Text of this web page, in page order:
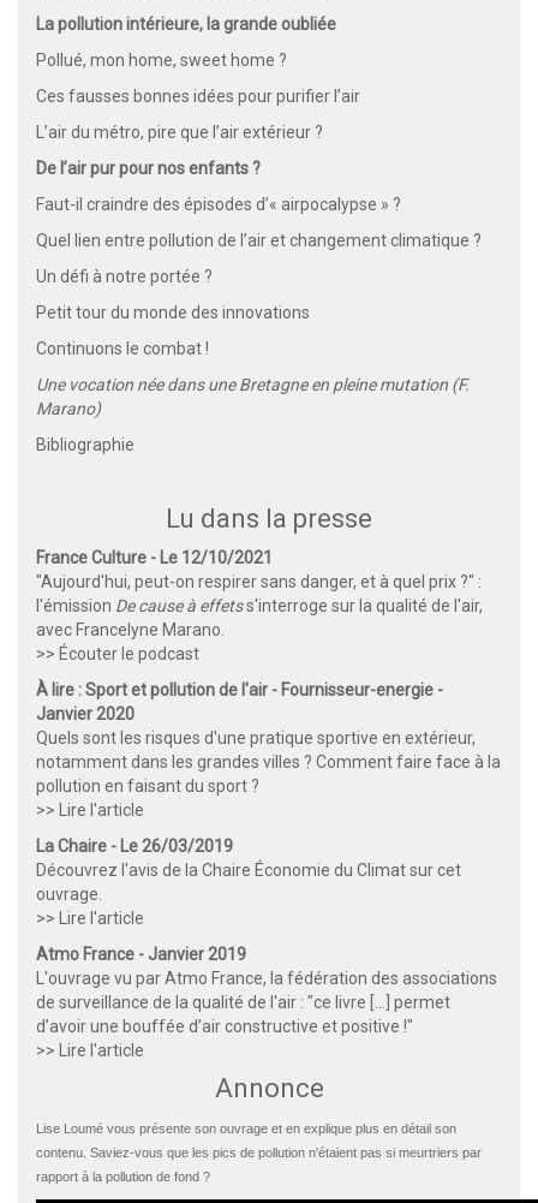
La pollution intérieure, la grande oubliée
Pollué, mon home, sweet home ?
Ces fausses bonnes idées pour purifier l’air
L’air du métro, pire que l’air extérieur ?
De l’air pur pour nos enfants ?
Faut-il craindre des épisodes d’« airpocalypse » ?
Quel lien entre pollution de l’air et changement climatique ?
Un défi à notre portée ?
Petit tour du monde des innovations
Continuons le combat !
Une vocation née dans une Bretagne en pleine mutation (F.
Marano)
Bibliographie
Lu dans la presse
France Culture - Le 12/10/2021
"Aujourd'hui, peut-on respirer sans danger, et à quel prix ?" :
l'émission De cause à effetss'interroge sur la qualité de l'air,
avec Francelyne Marano.
>> Écouter le podcast
À lire : Sport et pollution de l'air - Fournisseur-energie -
Janvier 2020
Quels sont les risques d'une pratique sportive en extérieur,
notamment dans les grandes villes ? Comment faire face à la
pollution en faisant du sport ?
>> Lire l'article
La Chaire - Le 26/03/2019
Découvrez l'avis de la Chaire Économie du Climat sur cet
ouvrage.
>> Lire l'article
Atmo France - Janvier 2019
L'ouvrage vu par Atmo France, la fédération des associations
de surveillance de la qualité de l'air : "ce livre [...] permet
d’avoir une bouffée d’air constructive et positive !"
>> Lire l'article
Annonce
Lise Loumé vous présente son ouvrage et en explique plus en détail son
contenu. Saviez-vous que les pics de pollution n'étaient pas si meurtriers par
rapport à la pollution de fond ?